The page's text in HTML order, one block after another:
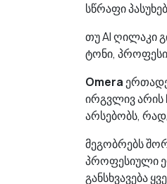
სწრაფი
თუ AI ღილაკი
ტონი,
Omera
ირგვლივ არის
არსებობს,
მეგობრებს
პროფესიული
განსხვავება